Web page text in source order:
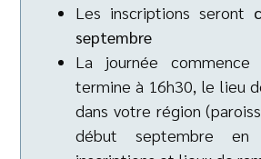
Les inscriptions seront
septembre
La journée
termine à 16h30, le lieu
dans votre région
début septembre en